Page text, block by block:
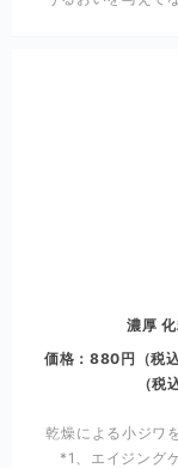
濃厚
価格：880円（税
（税
乾燥による小ジワ
*1
、エイジング